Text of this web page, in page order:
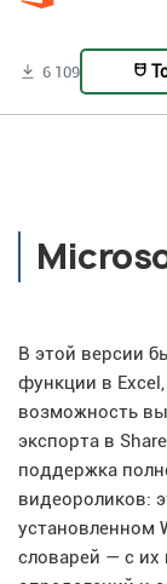
6 109
В этой версии
функции в
возможность
экспорта в
поддержка
видеороликов:
установленном
словарей — с